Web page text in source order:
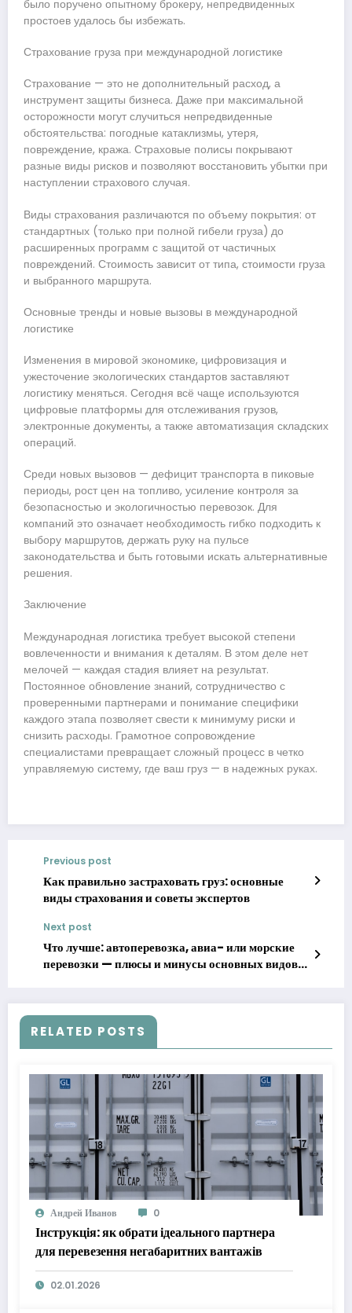
было поручено опытному брокеру, непредвиденных
простоев удалось бы избежать.
Страхование груза при международной логистике
Страхование — это не дополнительный расход, а
инструмент защиты бизнеса. Даже при максимальной
осторожности могут случиться непредвиденные
обстоятельства: погодные катаклизмы, утеря,
повреждение, кража. Страховые полисы покрывают
разные виды рисков и позволяют восстановить убытки при
наступлении страхового случая.
Виды страхования различаются по объему покрытия: от
стандартных (только при полной гибели груза) до
расширенных программ с защитой от частичных
повреждений. Стоимость зависит от типа, стоимости груза
и выбранного маршрута.
Основные тренды и новые вызовы в международной
логистике
Изменения в мировой экономике, цифровизация и
ужесточение экологических стандартов заставляют
логистику меняться. Сегодня всё чаще используются
цифровые платформы для отслеживания грузов,
электронные документы, а также автоматизация складских
операций.
Среди новых вызовов — дефицит транспорта в пиковые
периоды, рост цен на топливо, усиление контроля за
безопасностью и экологичностью перевозок. Для
компаний это означает необходимость гибко подходить к
выбору маршрутов, держать руку на пульсе
законодательства и быть готовыми искать альтернативные
решения.
Заключение
Международная логистика требует высокой степени
вовлеченности и внимания к деталям. В этом деле нет
мелочей — каждая стадия влияет на результат.
Постоянное обновление знаний, сотрудничество с
проверенными партнерами и понимание специфики
каждого этапа позволяет свести к минимуму риски и
снизить расходы. Грамотное сопровождение
специалистами превращает сложный процесс в четко
управляемую систему, где ваш груз — в надежных руках.
Previous post
Как правильно застраховать груз: основные
виды страхования и советы экспертов
Next post
Что лучше: автоперевозка, авиа- или морские
перевозки — плюсы и минусы основных видов
RELATED POSTS
Андрей Иванов 0
Інструкція: як обрати ідеального партнера
для перевезення негабаритних вантажів
02.01.2026